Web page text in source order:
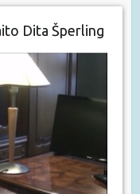
Dita Šperling